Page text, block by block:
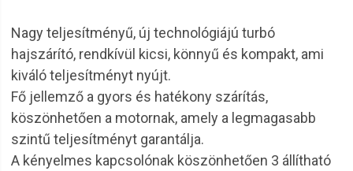
Nagy teljesítményű, új technológiájú turbó
hajszárító, rendkívül kicsi, könnyű és kompakt, ami
kiváló teljesítményt nyújt.
Fő jellemző a gyors és hatékony szárítás,
köszönhetően a motornak, amely a legmagasabb
szintű teljesítményt garantálja.
A kényelmes kapcsolónak köszönhetően 3 állítható